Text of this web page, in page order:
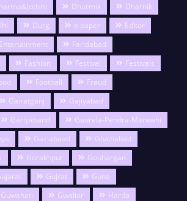
Dharmik
Dharnik
Durg e paper
Editor
Entertainment
Faridabad
Fashion Festival
Festivals
Football
Fraud
Gairatganj
Gajiyabad
Gariyaband
Gaurela-Pendra-Marwahi
Gaziabaad
Ghaziabad
Gorakhpur
Gouhargan
Gujrat
Guna
Guwahati Gwalior
Harda